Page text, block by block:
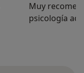
Muy
psicología